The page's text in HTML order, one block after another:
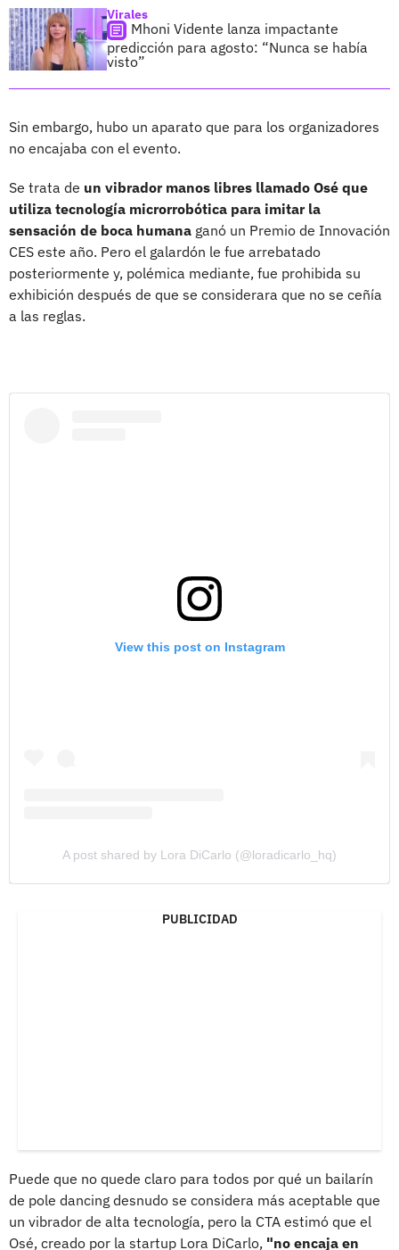
Virales
Mhoni Vidente lanza impactante
predicción para agosto: “Nunca se había
visto”
Sin embargo, hubo un aparato que para los organizadores
no encajaba con el evento.
Se trata de un vibrador manos libres llamado Osé que
utiliza tecnología microrrobótica para imitar la
sensación de boca humana ganó un Premio de Innovación
CES este año. Pero el galardón le fue arrebatado
posteriormente y, polémica mediante, fue prohibida su
exhibición después de que se considerara que no se ceñía
a las reglas.
View this post on Instagram
A post shared by Lora DiCarlo (@loradicarlo_hq)
PUBLICIDAD
Puede que no quede claro para todos por qué un bailarín
de pole dancing desnudo se considera más aceptable que
un vibrador de alta tecnología, pero la CTA estimó que el
Osé, creado por la startup Lora DiCarlo, "no encaja en